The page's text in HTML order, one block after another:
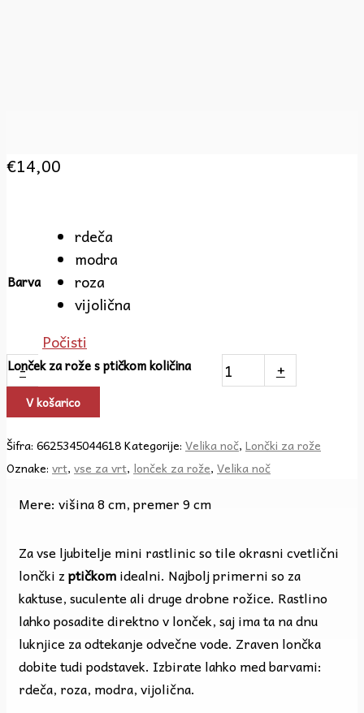
€14,00
Barva
rdeča
modra
roza
vijolična
Počisti
-
Lonček za rože s ptičkom količina +
V košarico
Šifra: 6625345044618Kategorije: Velika noč, Lončki za rože
Oznake: vrt, vse za vrt, lonček za rože, Velika noč
Mere: višina 8 cm, premer 9 cm
Za vse ljubitelje mini rastlinic so tile okrasni cvetlični
lončki zptičkomidealni. Najbolj primerni so za
kaktuse, suculente ali druge drobne rožice. Rastlino
lahko posadite direktno v lonček, saj ima ta na dnu
luknjice za odtekanje odvečne vode. Zraven lončka
dobite tudi podstavek. Izbirate lahko med barvami:
rdeča, roza, modra, vijolična.